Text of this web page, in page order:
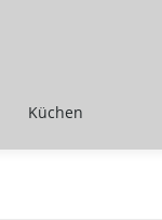
Küchen